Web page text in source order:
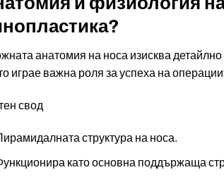
анатомия на носа изисква детайлно
играе важна роля за успеха на
свод
структура на носа.
като основна поддържаща